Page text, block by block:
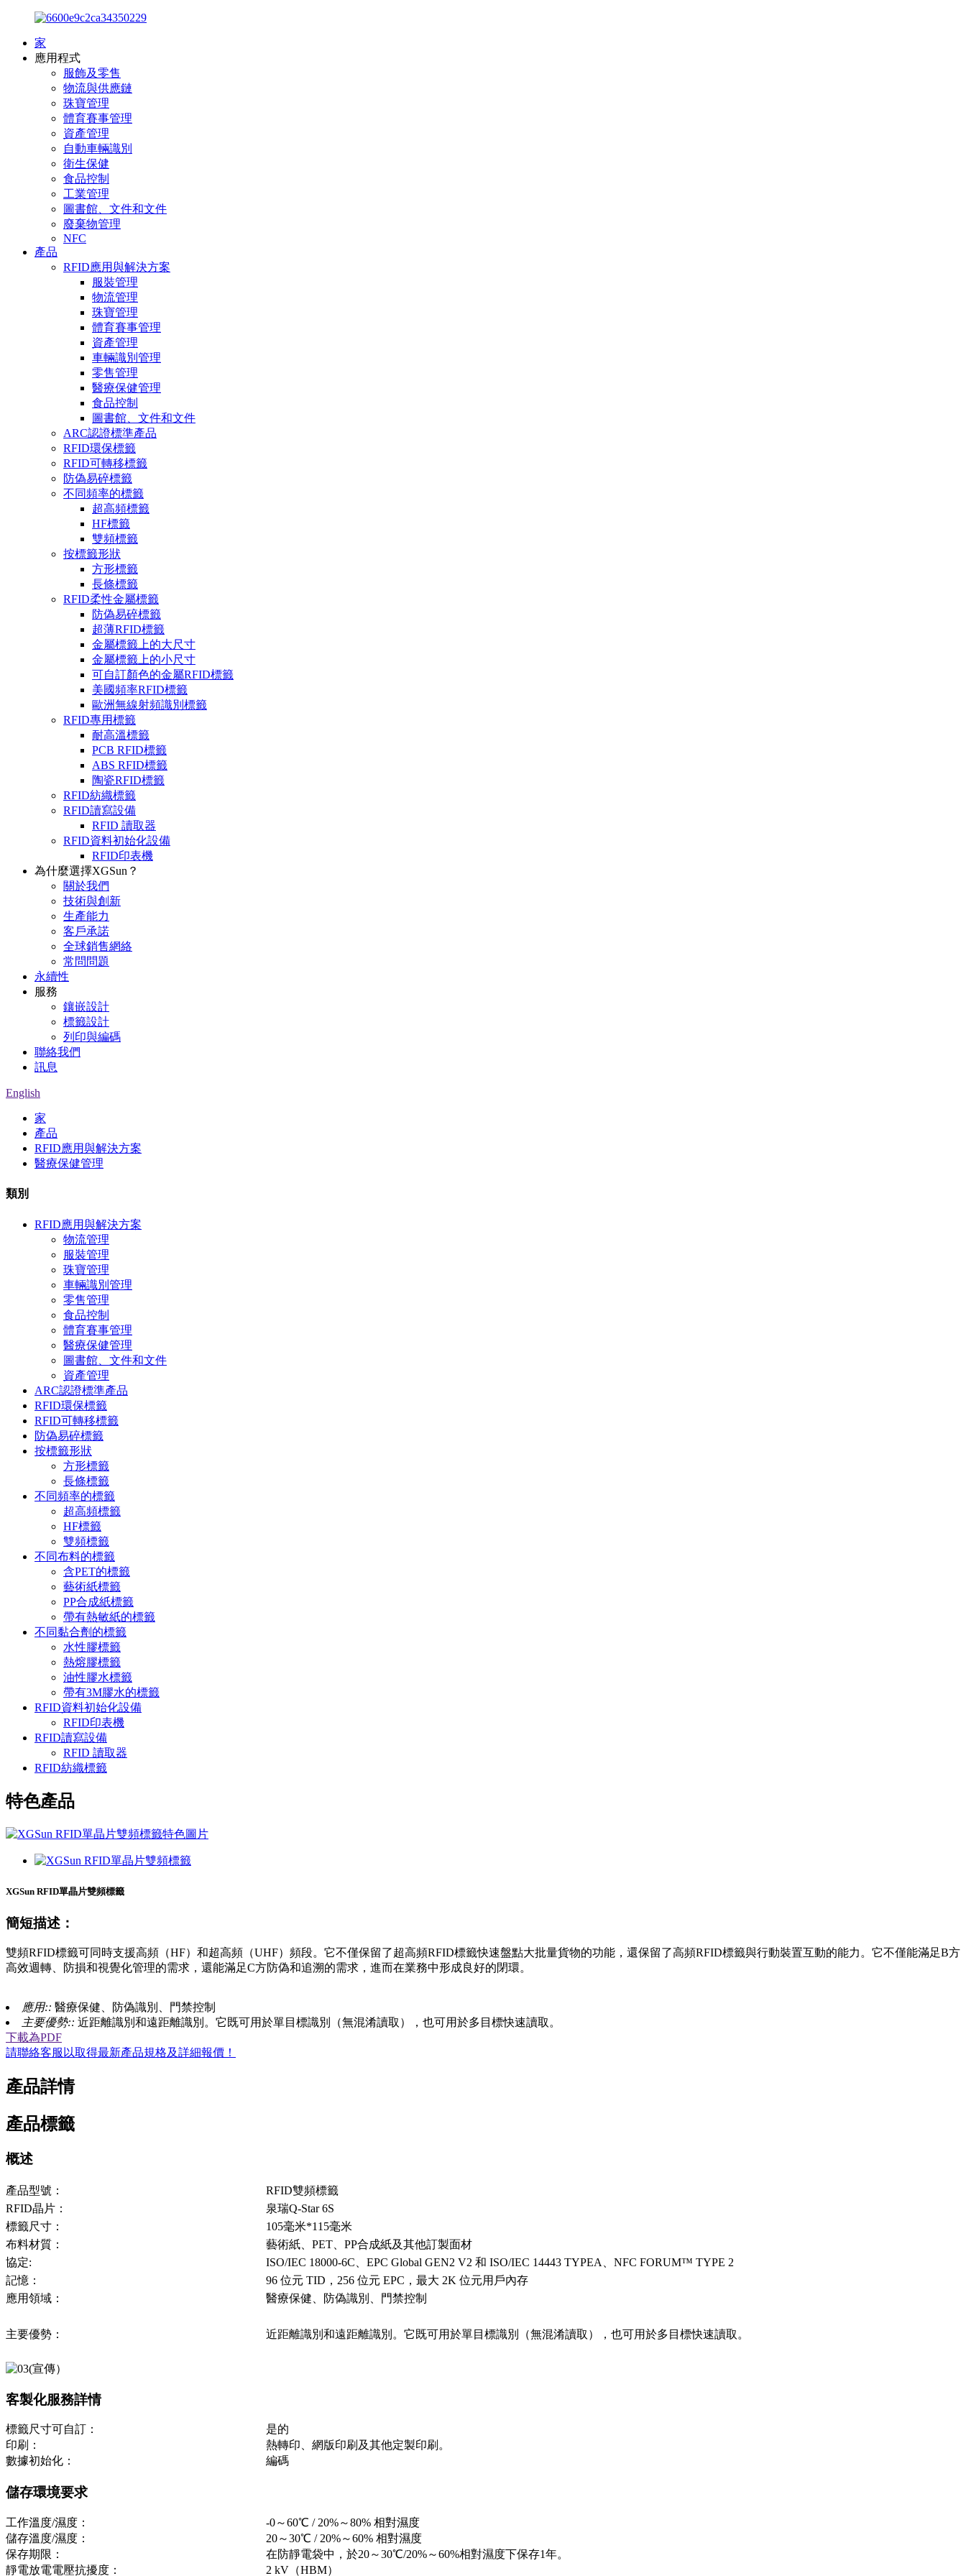
家
應用程式
服飾及零售
物流與供應鏈
珠寶管理
體育賽事管理
資產管理
自動車輛識別
衛生保健
食品控制
工業管理
圖書館、文件和文件
廢棄物管理
NFC
產品
RFID應用與解決方案
服裝管理
物流管理
珠寶管理
體育賽事管理
資產管理
車輛識別管理
零售管理
醫療保健管理
食品控制
圖書館、文件和文件
ARC認證標準產品
RFID環保標籤
RFID可轉移標籤
防偽易碎標籤
不同頻率的標籤
超高頻標籤
HF標籤
雙頻標籤
按標籤形狀
方形標籤
長條標籤
RFID柔性金屬標籤
防偽易碎標籤
超薄RFID標籤
金屬標籤上的大尺寸
金屬標籤上的小尺寸
可自訂顏色的金屬RFID標籤
美國頻率RFID標籤
歐洲無線射頻識別標籤
RFID專用標籤
耐高溫標籤
PCB RFID標籤
ABS RFID標籤
陶瓷RFID標籤
RFID紡織標籤
RFID讀寫設備
RFID 讀取器
RFID資料初始化設備
RFID印表機
為什麼選擇XGSun？
關於我們
技術與創新
生產能力
客戶承諾
全球銷售網絡
常問問題
永續性
服務
鑲嵌設計
標籤設計
列印與編碼
聯絡我們
訊息
English
家
產品
RFID應用與解決方案
醫療保健管理
類別
RFID應用與解決方案
物流管理
服裝管理
珠寶管理
車輛識別管理
零售管理
食品控制
體育賽事管理
醫療保健管理
圖書館、文件和文件
資產管理
ARC認證標準產品
RFID環保標籤
RFID可轉移標籤
防偽易碎標籤
按標籤形狀
方形標籤
長條標籤
不同頻率的標籤
超高頻標籤
HF標籤
雙頻標籤
不同布料的標籤
含PET的標籤
藝術紙標籤
PP合成紙標籤
帶有熱敏紙的標籤
不同黏合劑的標籤
水性膠標籤
熱熔膠標籤
油性膠水標籤
帶有3M膠水的標籤
RFID資料初始化設備
RFID印表機
RFID讀寫設備
RFID 讀取器
RFID紡織標籤
特色產品
XGSun RFID單晶片雙頻標籤
簡短描述：
雙頻RFID標籤可同時支援高頻（HF）和超高頻（UHF）頻段。它不僅保留了超高頻RFID標籤快速盤點大批量貨物的功能，還保留了高頻RFID標籤與行動裝置互動的能力。它不僅能滿足B方
高效週轉、防損和視覺化管理的需求，還能滿足C方防偽和追溯的需求，進而在業務中形成良好的閉環。
應用:: 醫療保健、防偽識別、門禁控制
主要優勢:: 近距離識別和遠距離識別。它既可用於單目標識別（無混淆讀取），也可用於多目標快速讀取。
下載為PDF
請聯絡客服以取得最新產品規格及詳細報價！
產品詳情
產品標籤
概述
產品型號：
RFID雙頻標籤
RFID晶片：
泉瑞Q-Star 6S
標籤尺寸：
105毫米*115毫米
布料材質：
藝術紙、PET、PP合成紙及其他訂製面材
協定:
ISO/IEC 18000-6C、EPC Global GEN2 V2 和 ISO/IEC 14443 TYPEA、NFC FORUM™ TYPE 2
記憶：
96 位元 TID，256 位元 EPC，最大 2K 位元用戶內存
應用領域：
醫療保健、防偽識別、門禁控制
主要優勢： 近距離識別和遠距離識別。它既可用於單目標識別（無混淆讀取），也可用於多目標快速讀取。
客製化服務詳情
標籤尺寸可自訂：
是的
印刷：
熱轉印、網版印刷及其他定製印刷。
數據初始化：
編碼
儲存環境要求
工作溫度/濕度：
-0～60℃ / 20%～80% 相對濕度
儲存溫度/濕度：
20～30℃ / 20%～60% 相對濕度
保存期限：
在防靜電袋中，於20～30℃/20%～60%相對濕度下保存1年。
靜電放電電壓抗擾度：
2 kV（HBM）